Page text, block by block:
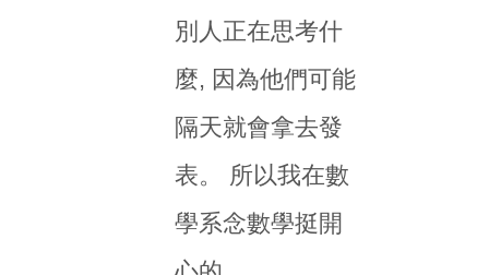
別人正在思考什
麼, 因為他們可能
隔天就會拿去發
表。 所以我在數
學系念數學挺開